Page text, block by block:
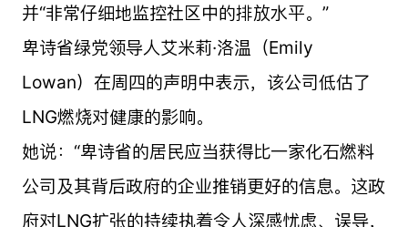
并“非常仔细地监控社区中的排放水平。”
卑诗省绿党领导人艾米莉·洛温（Emily
Lowan）在周四的声明中表示，该公司低估了
LNG燃烧对健康的影响。
她说：“卑诗省的居民应当获得比一家化石燃料
公司及其背后政府的企业推销更好的信息。这政
府对LNG扩张的持续执着令人深感忧虑、误导，